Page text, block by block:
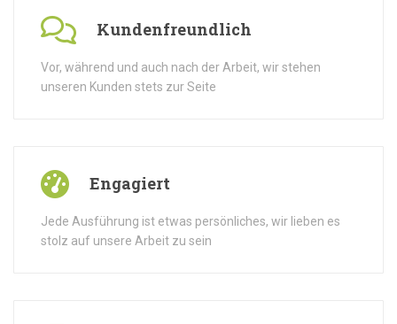
Kundenfreundlich
Vor, während und auch nach der Arbeit, wir stehen
unseren Kunden stets zur Seite
Engagiert
Jede Ausführung ist etwas persönliches, wir lieben es
stolz auf unsere Arbeit zu sein